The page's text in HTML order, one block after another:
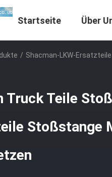
Startseite Über
/ Shacman-LKW-Ersatzteile
Truck Teile
Stoßstange